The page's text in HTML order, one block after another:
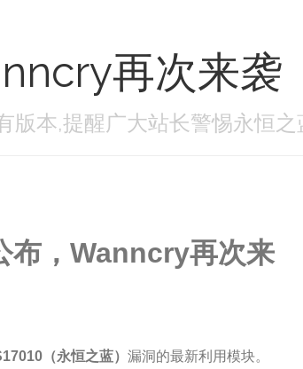
再次来袭
版本,提醒广大站长警惕永恒
布，Wanncry再次来
（永恒之蓝） 漏洞的最新利用模块。